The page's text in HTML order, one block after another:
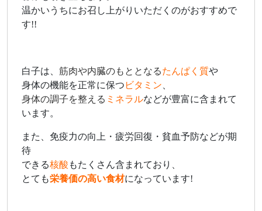
温かいうちにお召し上がりいただくのがおすすめで
す!!
白子は、 筋肉や内臓のもととなるたんぱく質や
身体の機能を正常に保つ ビタミン
身体の調子を整える ミネラルなどが豊富に含まれて
います。
また、免疫力の向上・疲労回復・貧血予防などが期
待
できる核酸 もたくさん含まれており、
とても栄養価の高い食材になっています!